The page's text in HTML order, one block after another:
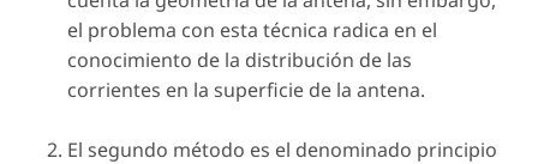
el problema con esta técnica radica en el
conocimiento de la distribución de las
corrientes en la superficie de la antena.
El segundo método es el denominado principio